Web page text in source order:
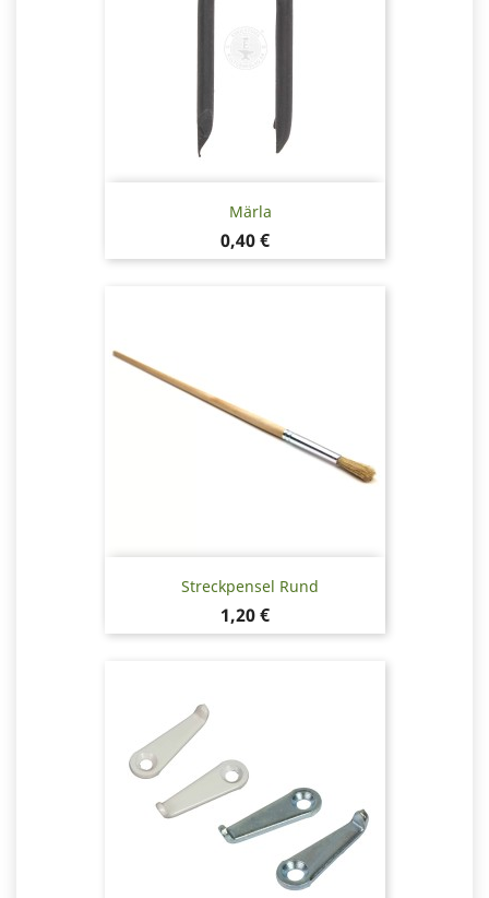
Märla
Pris
0,40 €
Streckpensel Rund
Pris
1,20 €